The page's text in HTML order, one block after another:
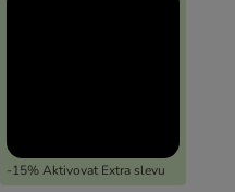
-15% Aktivovat Extra slevu